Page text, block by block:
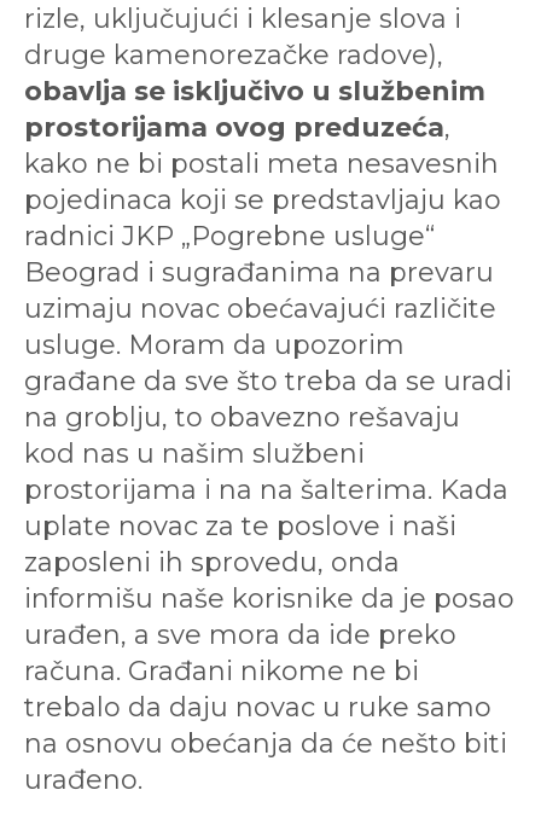
rizle, uključujući i klesanje slova i
druge kamenorezačke radove),
obavlja se isključivo u službenim
prostorijama ovog preduzeća,
kako ne bi postali meta nesavesnih
pojedinaca koji se predstavljaju kao
radnici JKP „Pogrebne usluge“
Beograd i sugrađanima na prevaru
uzimaju novac obećavajući različite
usluge. Moram da upozorim
građane da sve što treba da se uradi
na groblju, to obavezno rešavaju
kod nas u našim službeni
prostorijama i na na šalterima. Kada
uplate novac za te poslove i naši
zaposleni ih sprovedu, onda
informišu naše korisnike da je posao
urađen, a sve mora da ide preko
računa. Građani nikome ne bi
trebalo da daju novac u ruke samo
na osnovu obećanja da će nešto biti
urađeno.